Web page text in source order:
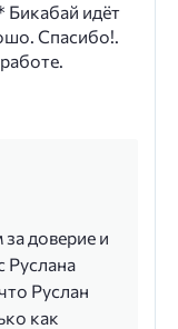
Бикабай идёт
Спасибо!.
доверие и
Руслана
Руслан
как